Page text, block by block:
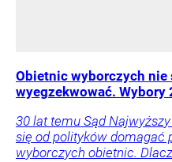
Obietnic wyborczych nie
wyegzekwować. Wybory
30 lat temu Sąd
się od polityków domagać
wyborczych obietnic.